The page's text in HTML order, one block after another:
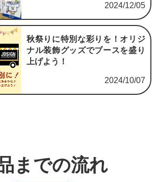
2024/12/05
秋祭りに特別な彩りを！オリジ
ナル装飾グッズでブースを盛り
上げよう！
2024/10/07
までの流れ